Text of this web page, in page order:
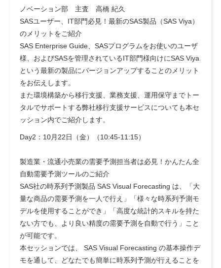
ノベーション部 主査 高橋 紀久
SASユーザー、IT部門必見！最新のSAS製品（SAS Viya）
のメリットをご紹介
SAS Enterprise Guide、SASプログラムをお使いのユーザ
様、およびSASを管理されているIT部門様向けにSAS Viya
という最新の製品にバージョンアップすることのメリット
をお伝えします。
また環境構築から移行支援、業務支援、運用保守までトー
タルでサポートする弊社移行支援サービスについても本セ
ッション内でご紹介します。
Day2：10月22日（金）（10:45-11:15）
製造業・流通小売業の需要予測担当者は必見！かんたん全
自動需要予測ツールのご紹介
SAS社の時系列予測製品 SAS Visual Forecasting は、「大
量な商品の需要予測を一人で行え」「様々な時系列予測モ
デルを使用することができ」「高度な統計的スキルを持た
ない方でも、より良い精度の需要予測を自動で行う」こと
が可能です。
本セッションでは、 SAS Visual Forecasting の基本操作デ
モを通して、どなたでも簡単に時系列予測が行えることを